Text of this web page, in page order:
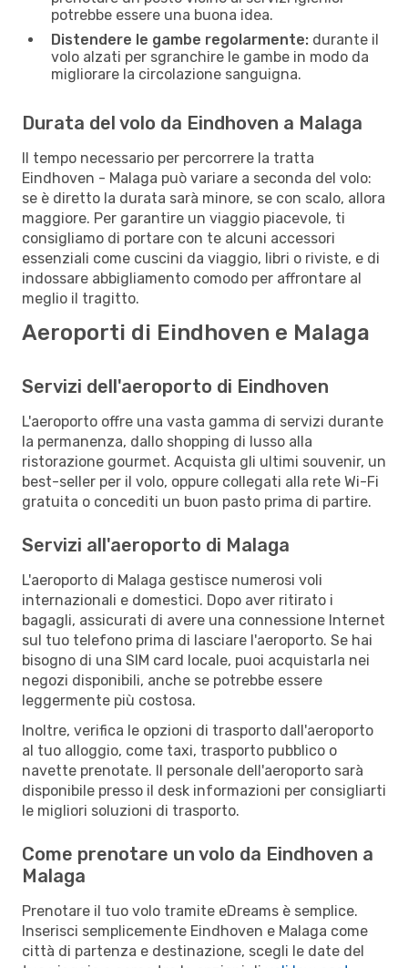
potrebbe essere una buona idea.
Distendere le gambe regolarmente: durante il
volo alzati per sgranchire le gambe in modo da
migliorare la circolazione sanguigna.
Durata del volo da Eindhoven a Malaga
Il tempo necessario per percorrere la tratta
Eindhoven - Malaga può variare a seconda del volo:
se è diretto la durata sarà minore, se con scalo, allora
maggiore. Per garantire un viaggio piacevole, ti
consigliamo di portare con te alcuni accessori
essenziali come cuscini da viaggio, libri o riviste, e di
indossare abbigliamento comodo per affrontare al
meglio il tragitto.
Aeroporti di Eindhoven e Malaga
Servizi dell'aeroporto di Eindhoven
L'aeroporto offre una vasta gamma di servizi durante
la permanenza, dallo shopping di lusso alla
ristorazione gourmet. Acquista gli ultimi souvenir, un
best-seller per il volo, oppure collegati alla rete Wi-Fi
gratuita o concediti un buon pasto prima di partire.
Servizi all'aeroporto di Malaga
L'aeroporto di Malaga gestisce numerosi voli
internazionali e domestici. Dopo aver ritirato i
bagagli, assicurati di avere una connessione Internet
sul tuo telefono prima di lasciare l'aeroporto. Se hai
bisogno di una SIM card locale, puoi acquistarla nei
negozi disponibili, anche se potrebbe essere
leggermente più costosa.
Inoltre, verifica le opzioni di trasporto dall'aeroporto
al tuo alloggio, come taxi, trasporto pubblico o
navette prenotate. Il personale dell'aeroporto sarà
disponibile presso il desk informazioni per consigliarti
le migliori soluzioni di trasporto.
Come prenotare un volo da Eindhoven a
Malaga
Prenotare il tuo volo tramite eDreams è semplice.
Inserisci semplicemente Eindhoven e Malaga come
città di partenza e destinazione, scegli le date del